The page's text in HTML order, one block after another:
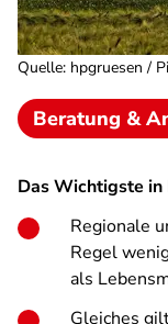
Quelle: hpgruesen /
Beratung &
Das Wichtigste in
Regionale
Regel
als
Gleiches